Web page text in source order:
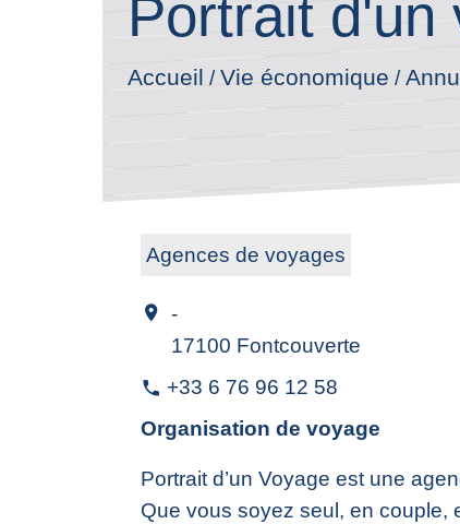
Portrait d'un
Accueil/Vie économique/
Agences de voyages
location_on
-
17100 Fontcouverte
phone +33 6 76 96 12 58
Organisation de voyage
Portrait d’un Voyage est une
Que vous soyez seul, en couple,